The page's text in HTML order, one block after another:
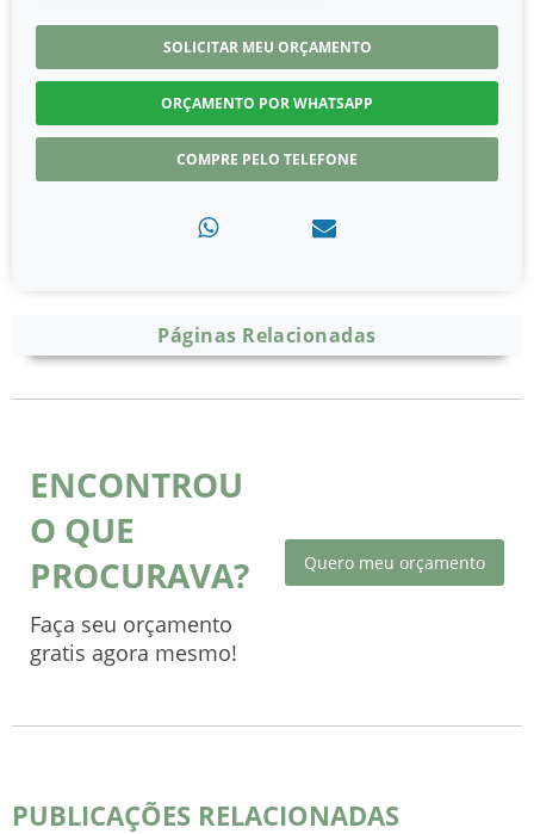
SOLICITAR MEU ORÇAMENTO
ORÇAMENTO POR WHATSAPP
COMPRE PELO TELEFONE
Páginas Relacionadas
ENCONTROU
O QUE
PROCURAVA?
Faça seu orçamento
gratis agora mesmo!
Quero meu orçamento
PUBLICAÇÕES RELACIONADAS